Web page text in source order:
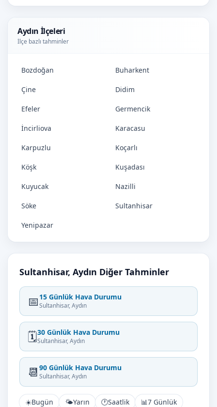
Aydın İlçeleri
İlçe bazlı tahminler
Bozdoğan Buharkent
Çine Didim
Efeler Germencik
İncirliova Karacasu
Karpuzlu Koçarlı
Köşk Kuşadası
Kuyucak Nazilli
Söke Sultanhisar
Yenipazar
Sultanhisar, Aydın Diğer Tahminler
📅 15 Günlük Hava Durumu
Sultanhisar, Aydın
🗓️30 Günlük Hava Durumu
Sultanhisar, Aydın
📆 90 Günlük Hava Durumu
Sultanhisar, Aydın
☀️Bugün 🌤️Yarın 🕐Saatlik 📊7 Günlük